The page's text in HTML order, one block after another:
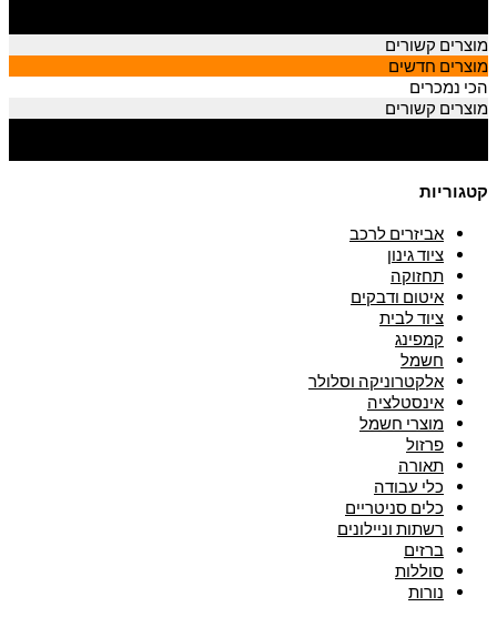
מוצרים קשורים
מוצרים חדשים
הכי נמכרים
מוצרים קשורים
קטגוריות
אביזרים לרכב
ציוד גינון
תחזוקה
איטום ודבקים
ציוד לבית
קמפינג
חשמל
אלקטרוניקה וסלולר
אינסטלציה
מוצרי חשמל
פרזול
תאורה
כלי עבודה
כלים סניטריים
רשתות וניילונים
ברזים
סוללות
נורות